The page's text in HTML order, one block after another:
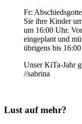
Fr:
Sie ihre Kinder
um 16:00 Uhr.
eingeplant und
übrigens bis
Unser KiTa-Jahr
//sabrina
Lust auf mehr?